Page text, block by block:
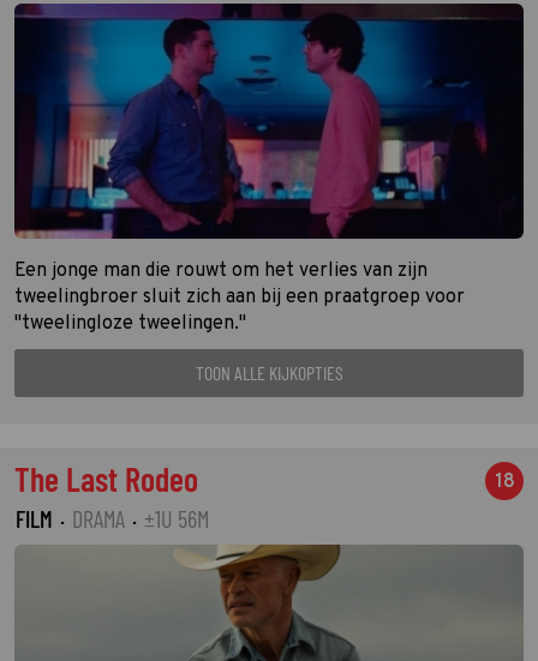
Een jonge man die rouwt om het verlies van zijn
tweelingbroer sluit zich aan bij een praatgroep voor
"tweelingloze tweelingen."
TOON ALLE KIJKOPTIES
The Last Rodeo 18
FILM · DRAMA · ±1U 56M